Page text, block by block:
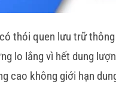
thói quen lưu trữ
lo lắng vì hết dung
cao không giới hạn